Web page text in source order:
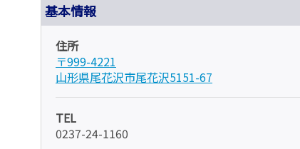
基本情報
住所
〒999-4221
山形県尾花沢市尾花沢5151-67
TEL
0237-24-1160